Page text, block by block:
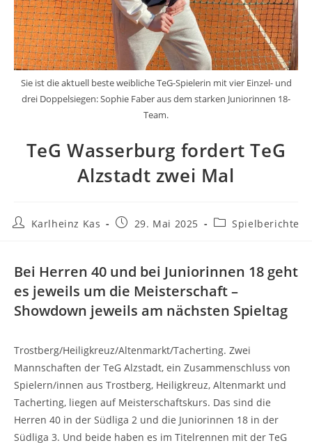
Sie ist die aktuell beste weibliche TeG-Spielerin mit vier Einzel- und
drei Doppelsiegen: Sophie Faber aus dem starken Juniorinnen 18-
Team.
TeG Wasserburg fordert TeG
Alzstadt zwei Mal
Beitrags-
Karlheinz Kas
Beitrag29. Mai 2025
Beitrags-
Spielberichte
Bei Herren 40 und bei Juniorinnen 18 geht
es jeweils um die Meisterschaft –
Showdown jeweils am nächsten Spieltag
Trostberg/Heiligkreuz/Altenmarkt/Tacherting. Zwei
Mannschaften der TeG Alzstadt, ein Zusammenschluss von
Spielern/innen aus Trostberg, Heiligkreuz, Altenmarkt und
Tacherting, liegen auf Meisterschaftskurs. Das sind die
Herren 40 in der Südliga 2 und die Juniorinnen 18 in der
Südliga 3. Und beide haben es im Titelrennen mit der TeG